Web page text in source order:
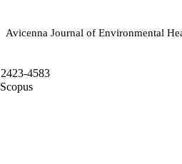
Avicenna Journal of Environmental
2423-4583
Scopus